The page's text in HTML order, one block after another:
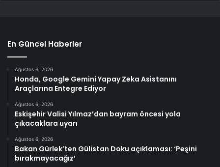
En Güncel Haberler
Ağustos 6, 2026
Honda, Google Gemini Yapay Zeka Asistanını
Araçlarına Entegre Ediyor
Ağustos 6, 2026
Eskişehir Valisi Yılmaz’dan bayram öncesi yola
çıkacaklara uyarı
Ağustos 6, 2026
Bakan Gürlek’ten Gülistan Doku açıklaması: ‘Peşini
bırakmayacağız’